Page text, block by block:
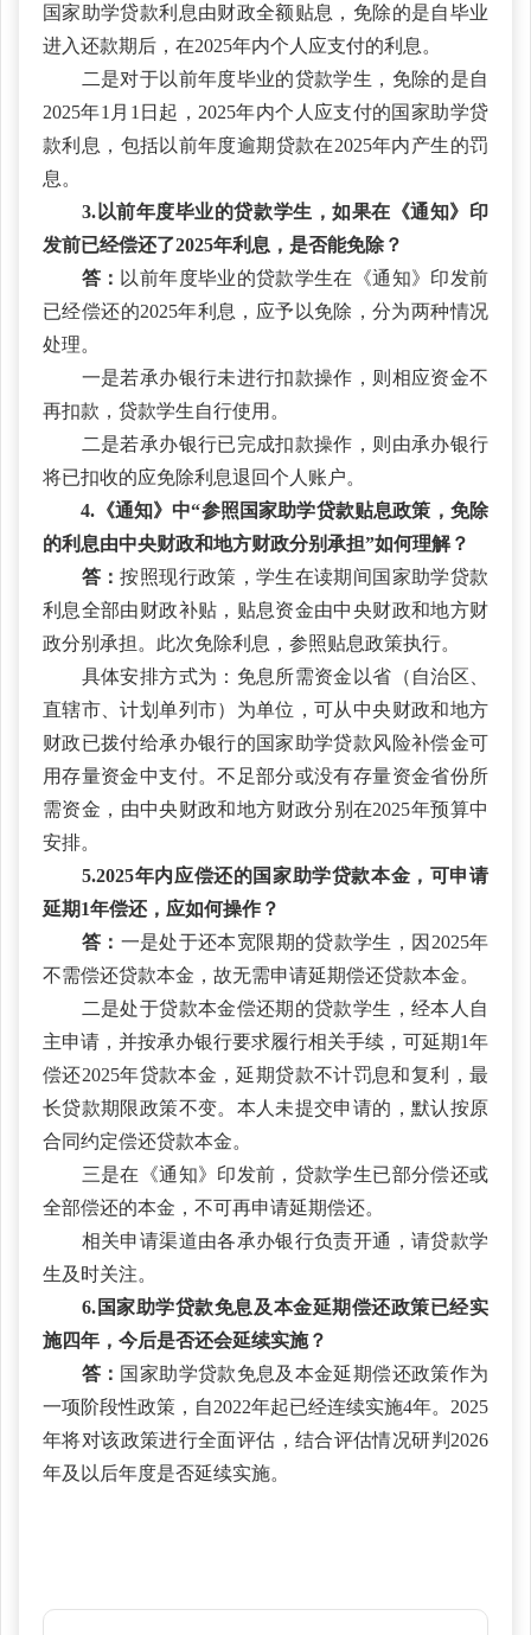
国家助学贷款利息由财政全额贴息，免除的是自毕业
进入还款期后，在2025年内个人应支付的利息。
二是对于以前年度毕业的贷款学生，免除的是自
2025年1月1日起，2025年内个人应支付的国家助学贷
款利息，包括以前年度逾期贷款在2025年内产生的罚
息。
3.以前年度毕业的贷款学生，如果在《通知》印
发前已经偿还了2025年利息，是否能免除？
答： 以前年度毕业的贷款学生在《通知》印发前
已经偿还的2025年利息，应予以免除，分为两种情况
处理。
一是若承办银行未进行扣款操作，则相应资金不
再扣款，贷款学生自行使用。
二是若承办银行已完成扣款操作，则由承办银行
将已扣收的应免除利息退回个人账户。
4.《通知》中“参照国家助学贷款贴息政策，免除
的利息由中央财政和地方财政分别承担”如何理解？
答：按照现行政策，学生在读期间国家助学贷款
利息全部由财政补贴，贴息资金由中央财政和地方财
政分别承担。此次免除利息，参照贴息政策执行。
具体安排方式为：免息所需资金以省（自治区、
直辖市、计划单列市）为单位，可从中央财政和地方
财政已拨付给承办银行的国家助学贷款风险补偿金可
用存量资金中支付。不足部分或没有存量资金省份所
需资金，由中央财政和地方财政分别在2025年预算中
安排。
5.2025年内应偿还的国家助学贷款本金，可申请
延期1年偿还，应如何操作？
答： 一是处于还本宽限期的贷款学生，因2025年
不需偿还贷款本金，故无需申请延期偿还贷款本金。
二是处于贷款本金偿还期的贷款学生，经本人自
主申请，并按承办银行要求履行相关手续，可延期1年
偿还2025年贷款本金，延期贷款不计罚息和复利，最
长贷款期限政策不变。本人未提交申请的，默认按原
合同约定偿还贷款本金。
三是在《通知》印发前，贷款学生已部分偿还或
全部偿还的本金，不可再申请延期偿还。
相关申请渠道由各承办银行负责开通，请贷款学
生及时关注。
6.国家助学贷款免息及本金延期偿还政策已经实
施四年，今后是否还会延续实施？
答： 国家助学贷款免息及本金延期偿还政策作为
一项阶段性政策，自2022年起已经连续实施4年。2025
年将对该政策进行全面评估，结合评估情况研判2026
年及以后年度是否延续实施。